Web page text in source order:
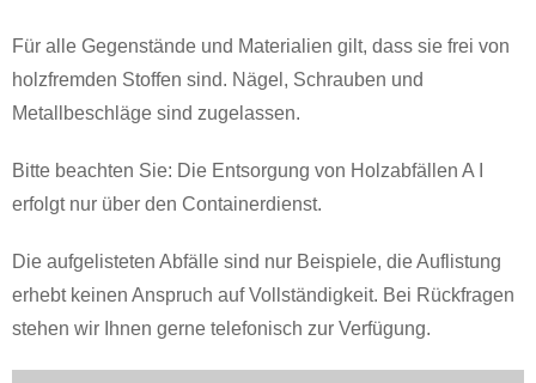
Für alle Gegenstände und Materialien gilt, dass sie frei von
holzfremden Stoffen sind. Nägel, Schrauben und
Metallbeschläge sind zugelassen.
Bitte beachten Sie: Die Entsorgung von Holzabfällen A I
erfolgt nur über den Containerdienst.
Die aufgelisteten Abfälle sind nur Beispiele, die Auflistung
erhebt keinen Anspruch auf Vollständigkeit. Bei Rückfragen
stehen wir Ihnen gerne telefonisch zur Verfügung.